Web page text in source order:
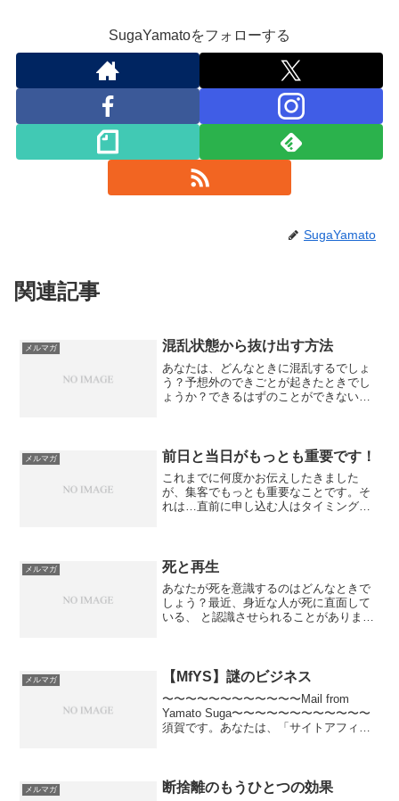
SugaYamatoをフォローする
SugaYamato
関連記事
メルマガ 混乱状態から抜け出す方法
あなたは、どんなときに混乱するでしょ
う？予想外のできごとが起きたときでし
ょうか？できるはずのことができないと
ー！！！」ってなります。あ...
メルマガ 前日と当日がもっとも重要です！
これまでに何度かお伝えしたきました
が、集客でもっとも重要なことです。そ
れは…直前に申し込む人はタイミングが
中止とかしちゃいけないんです...
メルマガ 死と再生
あなたが死を意識するのはどんなときで
しょう？最近、身近な人が死に直面して
いる、 と認識させられることがありまし
す。こういうとき、自...
メルマガ 【MfYS】謎のビジネス
〜〜〜〜〜〜〜〜〜〜〜〜Mail from
Yamato Suga〜〜〜〜〜〜〜〜〜〜〜〜
須賀です。あなたは、「サイトアフィ
す。講師...
メルマガ 断捨離のもうひとつの効果